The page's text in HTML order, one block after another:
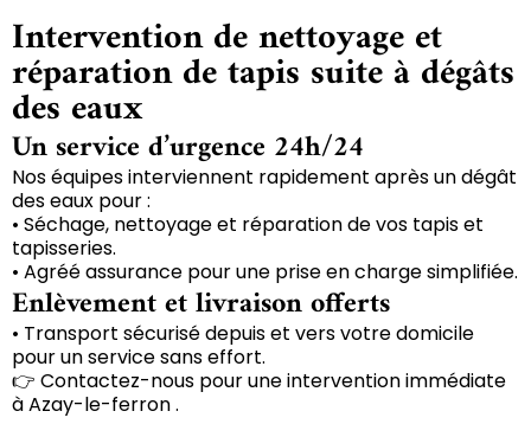
Intervention de nettoyage et
réparation de tapis suite à dégâts
des eaux
Un service d’urgence 24h/24
Nos équipes interviennent rapidement après un dégât
des eaux pour :
• Séchage, nettoyage et réparation de vos tapis et
tapisseries.
• Agréé assurance pour une prise en charge simplifiée.
Enlèvement et livraison offerts
• Transport sécurisé depuis et vers votre domicile
pour un service sans effort.
👉 Contactez-nous pour une intervention immédiate
à Azay-le-ferron .